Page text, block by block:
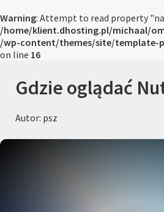
Warning: Attempt to read property
/home/klient.dhosting.pl/michaal/
/wp-content/themes/site/template-
on line 16
Gdzie oglądać
Autor: psz